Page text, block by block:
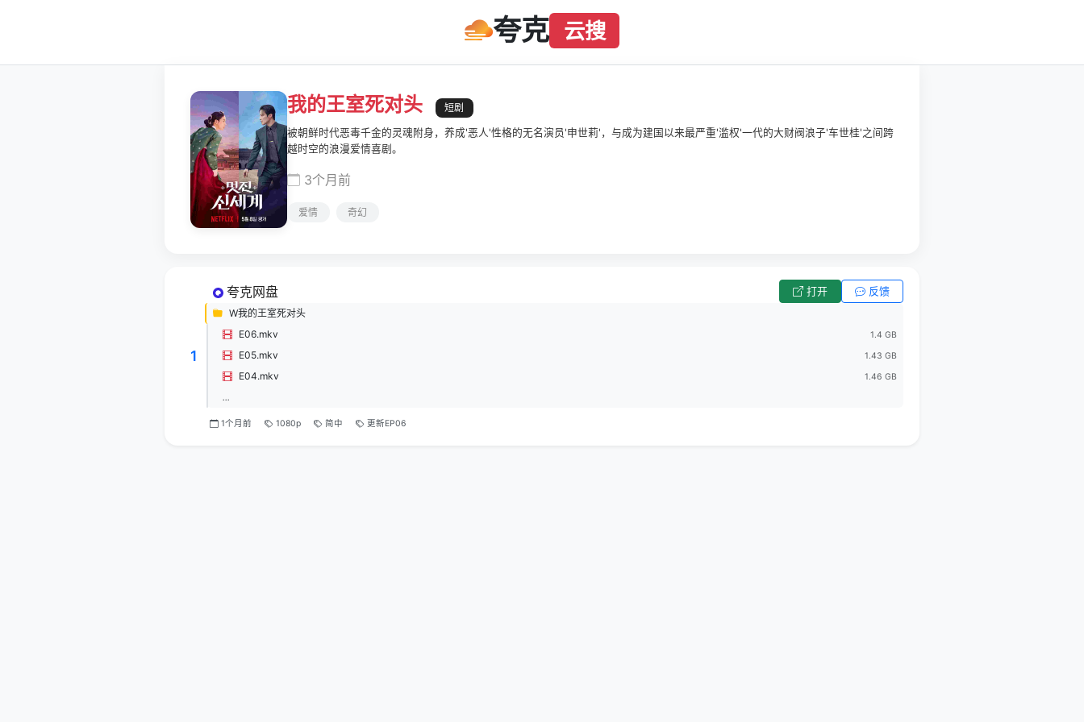
夸克 云搜
我的王室死对头 短剧
被朝鲜时代恶毒千金的灵魂附身，养成'恶人'性格的无名演员'申世莉'，与成为建国以来最严重'滥权'一代的大财阀浪子'车世桂'之间跨
越时空的浪漫爱情喜剧。
3个月前
爱情 奇幻
1
夸克网盘 打开 反馈
W我的王室死对头
E06.mkv
1.4 GB
E05.mkv 1.43 GB
E04.mkv 1.46 GB
...
1个月前 1080p 简中 更新EP06